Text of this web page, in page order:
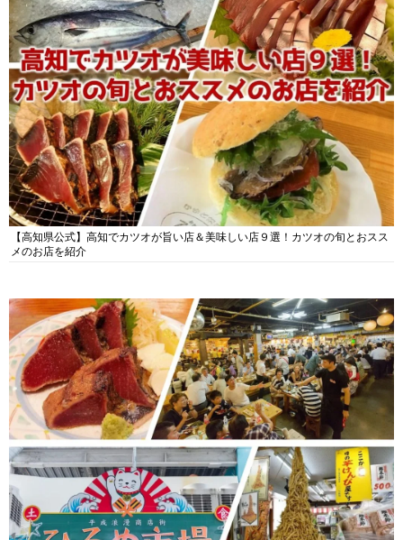
【高知県公式】高知でカツオが旨い店＆美味しい店９選！カツオの旬とおスス
メのお店を紹介